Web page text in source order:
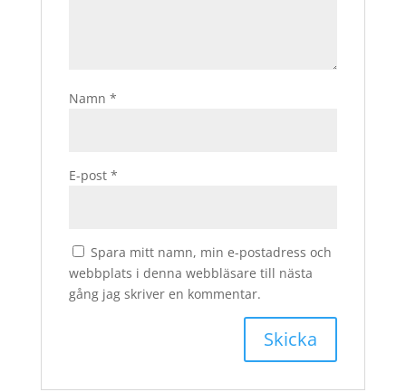
Namn *
E-post *
Spara mitt namn, min e-postadress och
webbplats i denna webbläsare till nästa
gång jag skriver en kommentar.